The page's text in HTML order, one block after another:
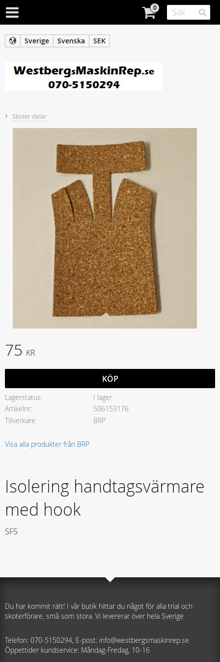
Sverige Svenska SEK
Skoter delar
75 KR
KÖP
Lagerstatus
I lager
Artikelnr
506153176
Tillverkare
BRP
Visa alla produkter från BRP
Isolering handtagsvärmare
med hook
SF5
Du har kommit rätt! I vår butik hittar du något för alla trial och
skoterförare, små som stora. Vi levererar över hela Sverige
Telefon: 070-5150294, E-post: info@westbergsmaskinrep.se
Öppettider kundservice: Måndag-Fredag, 10-16